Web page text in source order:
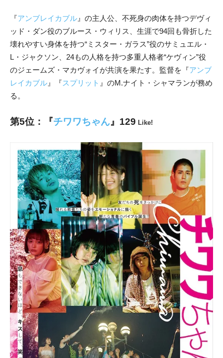
『アンブレイカブル 』の主人公、不死身の肉体を持つデヴィ
ッド・ダン役のブルース・ウィリス、生涯で94回も骨折した
壊れやすい身体を持つ“ミスター・ガラス”役のサミュエル・
L・ジャクソン、24もの人格を持つ多重人格者“ケヴィン”役
のジェームズ・マカヴォイが共演を果たす。監督を『アンブ
レイカブル 』『スプリット 』のM.ナイト・シャマランが務め
る。
第5位：『チワワちゃん』129 Like!